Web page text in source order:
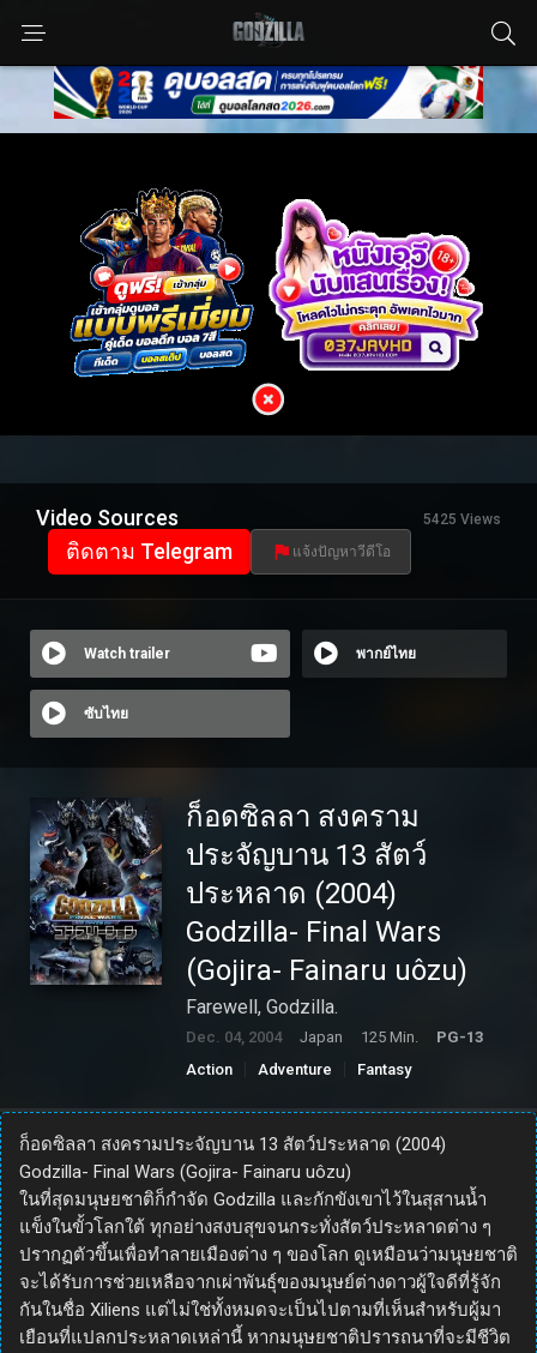
Video Sources 5425 Views
ติดตาม Telegram แจ้งปัญหาวีดีโอ
Watch trailer พากย์ไทย
ซับไทย
ก็อดซิลลา สงคราม
ประจัญบาน 13 สัตว์
ประหลาด (2004)
Godzilla- Final Wars
(Gojira- Fainaru uôzu)
Farewell, Godzilla.
Dec. 04, 2004 Japan 125 Min.
PG-13
Action
Adventure
Fantasy
ก็อดซิลลา สงครามประจัญบาน 13 สัตว์ประหลาด (2004)
Godzilla- Final Wars (Gojira- Fainaru uôzu)
ในที่สุดมนุษยชาติก็กำจัด Godzilla และกักขังเขาไว้ในสุสานน้ำ
แข็งในขั้วโลกใต้ ทุกอย่างสงบสุขจนกระทั่งสัตว์ประหลาดต่าง ๆ
ปรากฏตัวขึ้นเพื่อทำลายเมืองต่าง ๆ ของโลก ดูเหมือนว่ามนุษยชาติ
จะได้รับการช่วยเหลือจากเผ่าพันธุ์ของมนุษย์ต่างดาวผู้ใจดีที่รู้จัก
กันในชื่อ Xiliens แต่ไม่ใช่ทั้งหมดจะเป็นไปตามที่เห็นสำหรับผู้มา
เยือนที่แปลกประหลาดเหล่านี้ หากมนุษยชาติปรารถนาที่จะมีชีวิต